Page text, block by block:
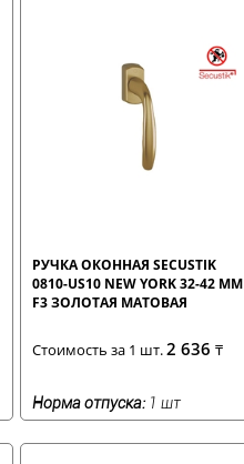
РУЧКА ОКОННАЯ SECUSTIK
0810-US10 NEW YORK 32-42 ММ
F3 ЗОЛОТАЯ МАТОВАЯ
Стоимость за 1 шт.2 636 ₸
Норма отпуска:1 шт